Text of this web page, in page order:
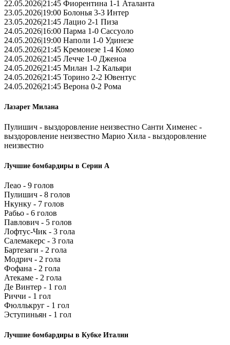
22.05.2026|21:45 Фиорентина 1-1 Аталанта
23.05.2026|19:00 Болонья 3-3 Интер
23.05.2026|21:45 Лацио 2-1 Пиза
24.05.2026|16:00 Парма 1-0 Сассуоло
24.05.2026|19:00 Наполи 1-0 Удинезе
24.05.2026|21:45 Кремонезе 1-4 Комо
24.05.2026|21:45 Лечче 1-0 Дженоа
24.05.2026|21:45 Милан 1-2 Кальяри
24.05.2026|21:45 Торино 2-2 Ювентус
24.05.2026|21:45 Верона 0-2 Рома
Лазарет Милана
Пулишич - выздоровление неизвестно Санти Хименес -
выздоровление неизвестно Марио Хила - выздоровление
неизвестно
Лучшие бомбардиры в Серии А
Леао - 9 голов
Пулишич - 8 голов
Нкунку - 7 голов
Рабьо - 6 голов
Павлович - 5 голов
Лофтус-Чик - 3 гола
Салемакерс - 3 гола
Бартезаги - 2 гола
Модрич - 2 гола
Фофана - 2 гола
Атекаме - 2 гола
Де Винтер - 1 гол
Риччи - 1 гол
Фюллькруг - 1 гол
Эступиньян - 1 гол
Лучшие бомбардиры в Кубке Италии